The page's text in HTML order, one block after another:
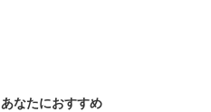
あなたにおすすめ